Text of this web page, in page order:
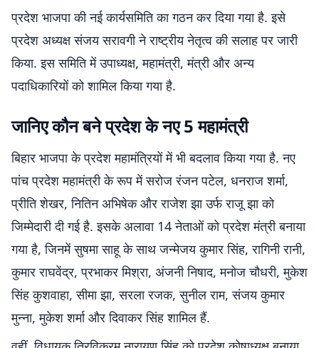
प्रदेश भाजपा की नई कार्यसमिति का गठन कर दिया गया है. इसे
प्रदेश अध्यक्ष संजय सरावगी ने राष्ट्रीय नेतृत्व की सलाह पर जारी
किया. इस समिति में उपाध्यक्ष, महामंत्री, मंत्री और अन्य
पदाधिकारियों को शामिल किया गया है.
जानिए कौन बने प्रदेश के नए 5 महामंत्री
बिहार भाजपा के प्रदेश महामंत्रियों में भी बदलाव किया गया है. नए
पांच प्रदेश महामंत्री के रूप में सरोज रंजन पटेल, धनराज शर्मा,
प्रीति शेखर, नितिन अभिषेक और राजेश झा उर्फ राजू झा को
जिम्मेदारी दी गई है. इसके अलावा 14 नेताओं को प्रदेश मंत्री बनाया
गया है, जिनमें सुषमा साहू के साथ जन्मेजय कुमार सिंह, रागिनी रानी,
कुमार राघवेंद्र, प्रभाकर मिश्रा, अंजनी निषाद, मनोज चौधरी, मुकेश
सिंह कुशवाहा, सीमा झा, सरला रजक, सुनील राम, संजय कुमार
मुन्ना, मुकेश शर्मा और दिवाकर सिंह शामिल हैं.